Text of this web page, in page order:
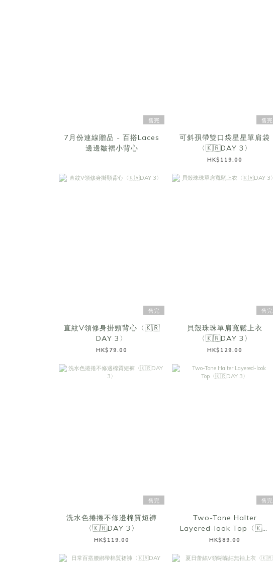
售完
7月份連線贈品 - 百搭Laces
邊邊皺褶小背心
售完
可斜孭帶雙口袋星星單肩袋
〈🇰🇷DAY 3〉
HK$119.00
售完
直紋V領修身掛頸背心〈🇰🇷
DAY 3〉
HK$79.00
售完
貝殼珠珠單肩寬鬆上衣
〈🇰🇷DAY 3〉
HK$129.00
售完
洗水色捲捲不修邊棉質短褲
〈🇰🇷DAY 3〉
HK$119.00
售完
Two-Tone Halter
Layered-look Top〈🇰🇷
DAY 3〉
HK$89.00